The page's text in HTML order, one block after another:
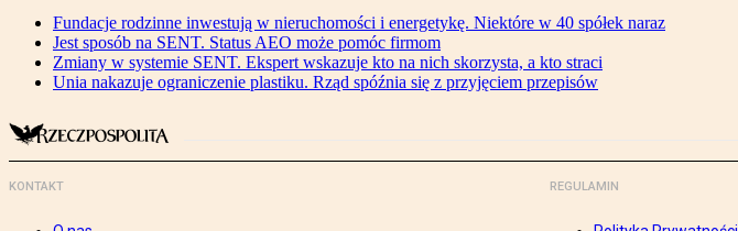
Fundacje rodzinne inwestują w nieruchomości i energetykę. Niektóre w 40 spółek naraz
Jest sposób na SENT. Status AEO może pomóc firmom
Zmiany w systemie SENT. Ekspert wskazuje kto na nich skorzysta, a kto straci
Unia nakazuje ograniczenie plastiku. Rząd spóźnia się z przyjęciem przepisów
KONTAKT REGULAMIN